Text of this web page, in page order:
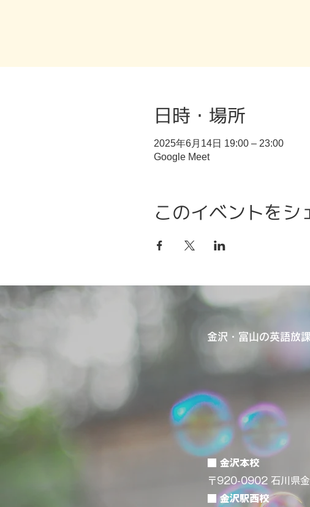
日時・場所
2025年6月14日 19:00 – 23:00
Google Meet
このイベントをシ
金沢・富山の英語放
■ 金沢本校
〒920-0902 石川県
■ 金沢駅西校